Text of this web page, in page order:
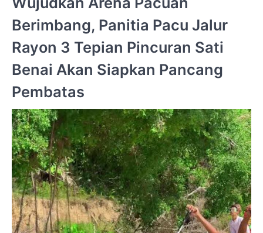
Berimbang, Panitia Pacu Jalur
Rayon 3 Tepian Pincuran Sati
Benai Akan Siapkan Pancang
Pembatas